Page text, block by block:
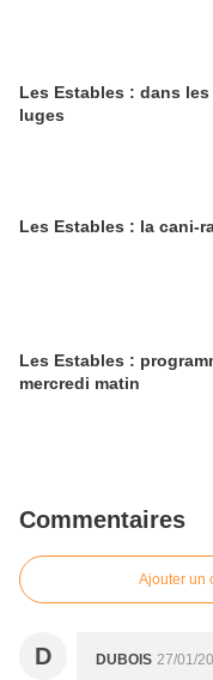
Les Estables : dans
luges
Les Estables : la cani-
Les Estables :
mercredi matin
Commentaires
Ajouter un
D DUBOIS 27/01/